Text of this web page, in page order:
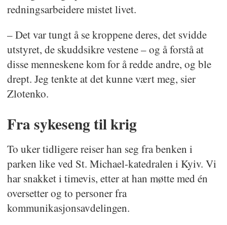
redningsarbeidere mistet livet.
– Det var tungt å se kroppene deres, det svidde
utstyret, de skuddsikre vestene – og å forstå at
disse menneskene kom for å redde andre, og ble
drept. Jeg tenkte at det kunne vært meg, sier
Zlotenko.
Fra sykeseng til krig
To uker tidligere reiser han seg fra benken i
parken like ved St. Michael-katedralen i Kyiv. Vi
har snakket i timevis, etter at han møtte med én
oversetter og to personer fra
kommunikasjonsavdelingen.